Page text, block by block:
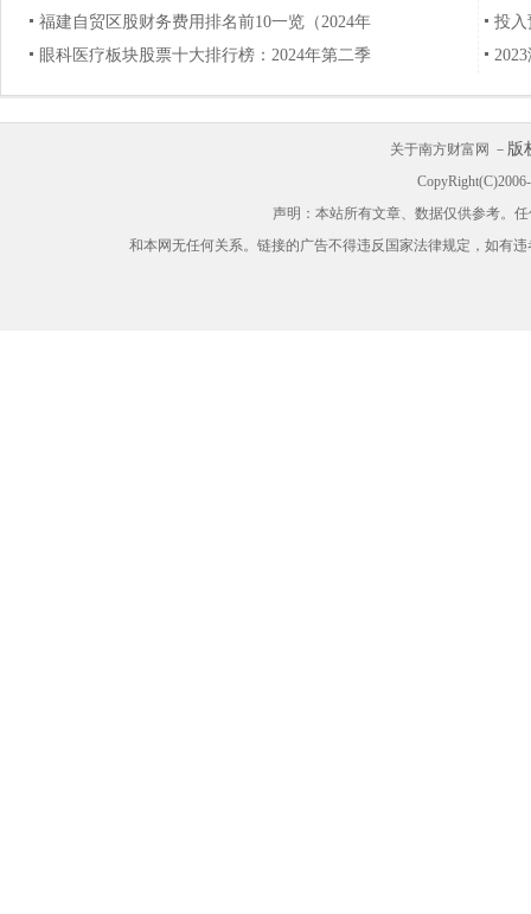
福建自贸区股财务费用排名前10一览（2024年
眼科医疗板块股票十大排行榜：2024年第二季
投入
关于南方财富网 － 版
声明：本站所有文章、数据仅供参考。
和本网无任何关系。链接的广告不得违反国家法律规定，如有